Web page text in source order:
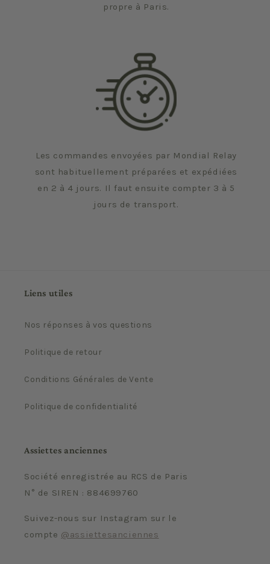
propre à Paris.
Les commandes envoyées par Mondial Relay
sont habituellement préparées et expédiées
en 2 à 4 jours. Il faut ensuite compter 3 à 5
jours de transport.
Liens utiles
Nos réponses à vos questions
Politique de retour
Conditions Générales de Vente
Politique de confidentialité
Assiettes anciennes
Société enregistrée au RCS de Paris
N° de SIREN : 884699760
Suivez-nous sur Instagram sur le
compte @assiettesanciennes